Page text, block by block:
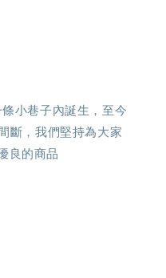
條小巷子內誕生，至今
斷，我們堅持為大家
良的商品